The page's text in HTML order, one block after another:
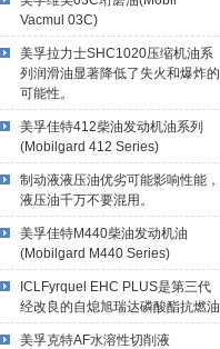
Vacmul 03C)
美孚拉力士SHC1020压缩机油系
列润滑油显著降低了失火和爆炸的
可能性。
美孚佳特412柴油发动机油系列
(Mobilgard 412 Series)
制动液液压油优劣可能影响性能，
液压油千万不要混用。
美孚佳特M440柴油发动机油
(Mobilgard M440 Series)
ICLFyrquel EHC PLUS是第三代
经改良的自熄旭瑞达磷酸酯抗燃油
美孚克特AF水溶性切削液